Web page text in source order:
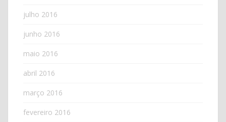
julho 2016
junho 2016
maio 2016
abril 2016
março 2016
fevereiro 2016